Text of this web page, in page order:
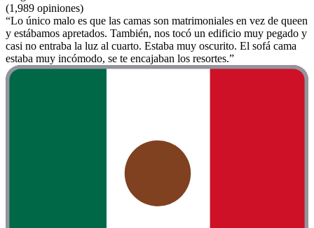
(1,989 opiniones)
“Lo único malo es que las camas son matrimoniales en vez de queen
y estábamos apretados. También, nos tocó un edificio muy pegado y
casi no entraba la luz al cuarto. Estaba muy oscurito. El sofá cama
estaba muy incómodo, se te encajaban los resortes.”